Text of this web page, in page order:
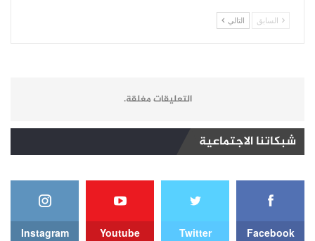
السابق التالي
التعليقات مغلقة.
شبكاتنا الاجتماعية
Facebook
Twitter
Youtube
Instagram